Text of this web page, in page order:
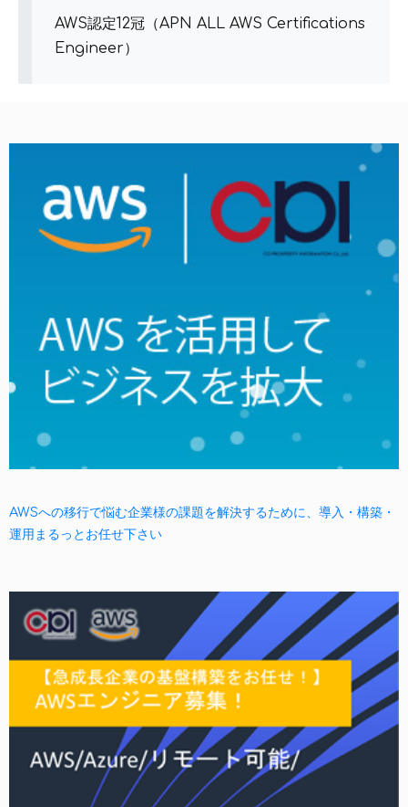
AWSへの移行で悩む企業様の課題を解決するために、導入・構築・
運用まるっとお任せ下さい
AWS認定12冠（APN ALL AWS Certifications
Engineer）